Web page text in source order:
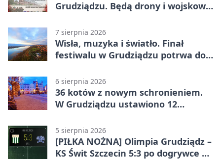
Grudziądzu. Będą drony i wojskowa
7 sierpnia 2026
Wisła, muzyka i światło. Finał
festiwalu w Grudziądzu potrwa do
6 sierpnia 2026
36 kotów z nowym schronieniem.
W Grudziądzu ustawiono 12
5 sierpnia 2026
[PIŁKA NOŻNA] Olimpia Grudziądz –
KS Świt Szczecin 5:3 po dogrywce w